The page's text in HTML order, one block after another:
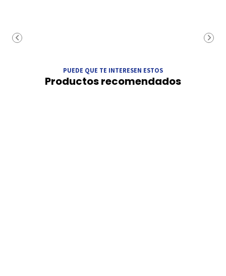
PUEDE QUE TE INTERESEN ESTOS
Productos recomendados